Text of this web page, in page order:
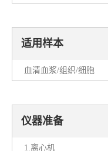
适用样本
血清血浆/组织/细胞
仪器准备
1.离心机